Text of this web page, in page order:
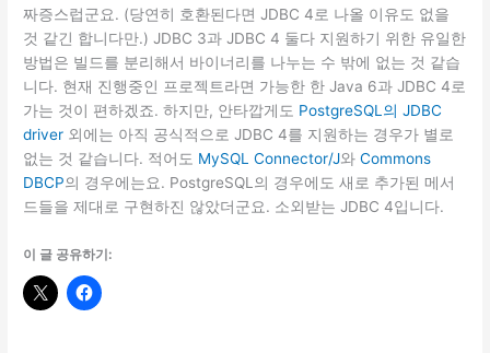
짜증스럽군요. (당연히 호환된다면 JDBC 4로 나올 이유도 없을
것 같긴 합니다만.) JDBC 3과 JDBC 4 둘다 지원하기 위한 유일한
방법은 빌드를 분리해서 바이너리를 나누는 수 밖에 없는 것 같습
니다. 현재 진행중인 프로젝트라면 가능한 한 Java 6과 JDBC 4로
가는 것이 편하겠죠. 하지만, 안타깝게도 PostgreSQL의 JDBC
driver 외에는 아직 공식적으로 JDBC 4를 지원하는 경우가 별로
없는 것 같습니다. 적어도 MySQL Connector/J와Commons
DBCP의 경우에는요. PostgreSQL의 경우에도 새로 추가된 메서
드들을 제대로 구현하진 않았더군요. 소외받는 JDBC 4입니다.
이 글 공유하기: